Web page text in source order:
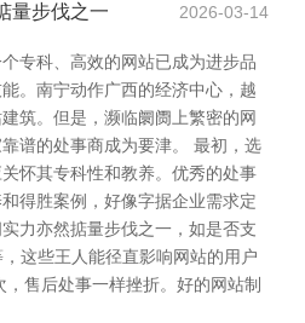
量步伐之一 2026-03-14
专科、高效的网站已成为进步品
。南宁动作广西的经济中心，越
筑。但是，濒临阛阓上繁密的网
谱的处事商成为要津。 最初，选
怀其专科性和教养。优秀的处事
得胜案例，好像字据企业需求定
力亦然掂量步伐之一，如是否支
这些王人能径直影响网站的用户
售后处事一样挫折。好的网站制